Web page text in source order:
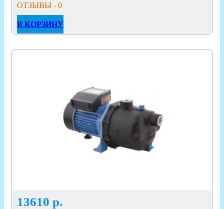
ОТЗЫВЫ - 0
В КОРЗИНУ
13610 р.